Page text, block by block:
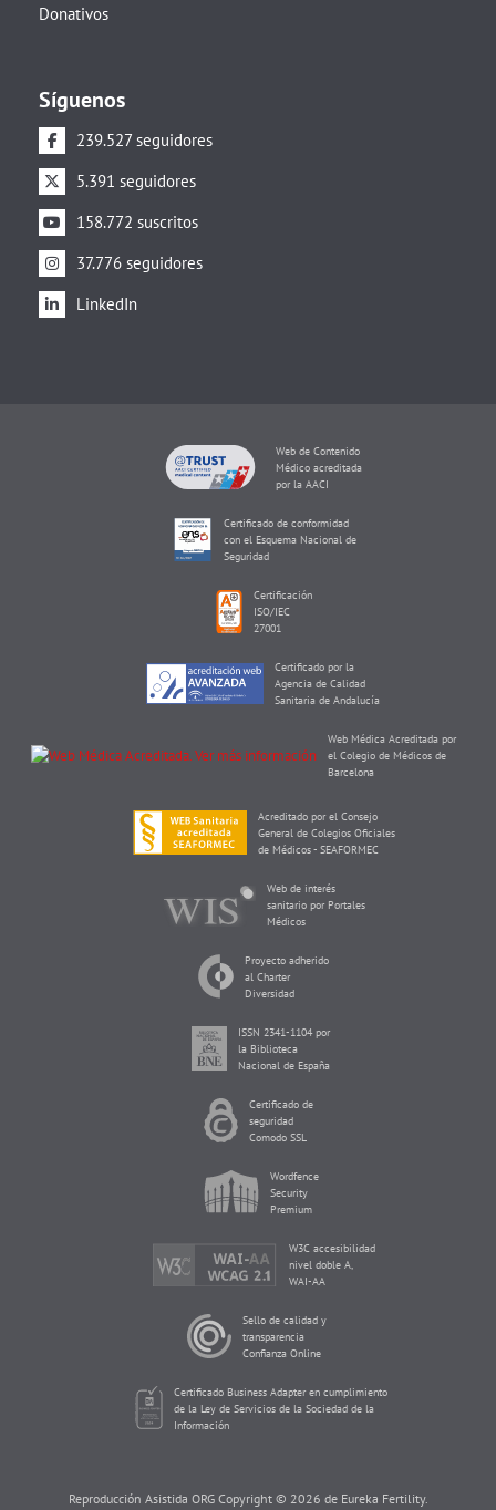
Donativos
Síguenos
239.527 seguidores
5.391 seguidores
158.772 suscritos
37.776 seguidores
LinkedIn
Web de Contenido
Médico acreditada
por la AACI
Certificado de conformidad
con el Esquema Nacional de
Seguridad
Certificación
ISO/IEC
27001
Certificado por la
Agencia de Calidad
Sanitaria de Andalucía
Web Médica Acreditada por
el Colegio de Médicos de
Barcelona
Acreditado por el Consejo
General de Colegios Oficiales
de Médicos - SEAFORMEC
Web de interés
sanitario por Portales
Médicos
Proyecto adherido
al Charter
Diversidad
ISSN 2341-1104 por
la Biblioteca
Nacional de España
Certificado de
seguridad
Comodo SSL
Wordfence
Security
Premium
W3C accesibilidad
nivel doble A,
WAI-AA
Sello de calidad y
transparencia
Confianza Online
Certificado Business Adapter en cumplimiento
de la Ley de Servicios de la Sociedad de la
Información
Reproducción Asistida ORG Copyright © 2026 de Eureka Fertility.